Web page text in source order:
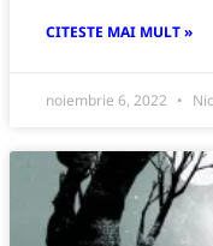
CITESTE MAI MULT »
noiembrie 6, 2022